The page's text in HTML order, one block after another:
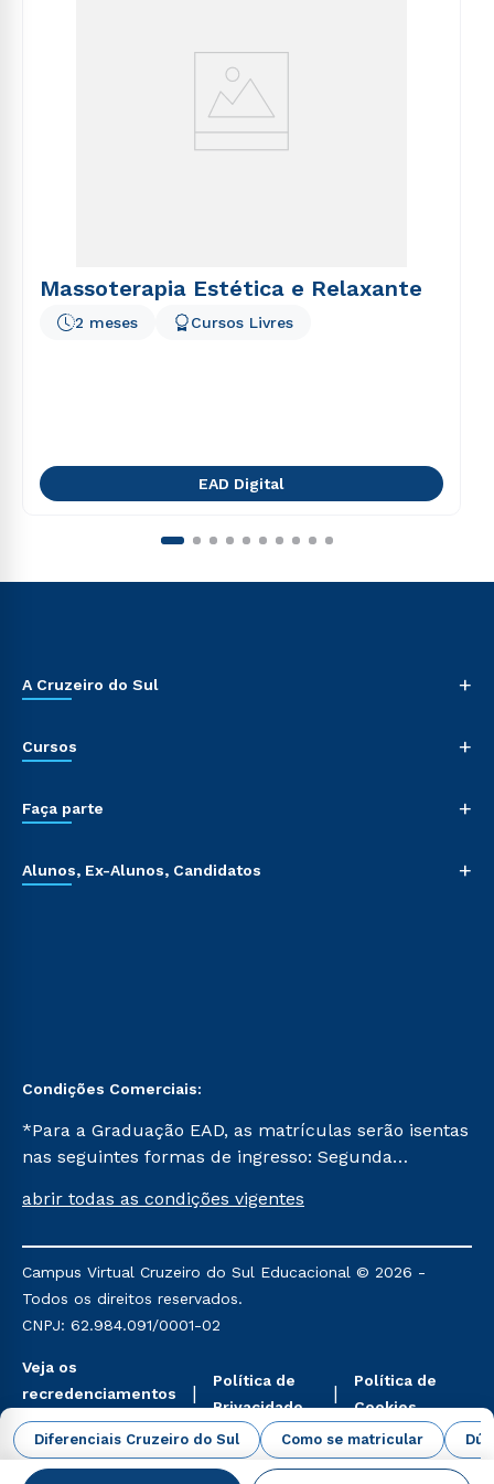
Diferenciais Cruzeiro do Sul Como se matricular
Massoterapia Estética e Relaxante
2 meses Cursos Livres
EAD Digital
A Cruzeiro do Sul +
Cursos +
Faça parte +
Alunos, Ex-Alunos, Candidatos +
Condições Comerciais:
*Para a Graduação EAD, as matrículas serão isentas
nas seguintes formas de ingresso: Segunda
Já para as demais, a taxa de matrícula será de R$
mencionadas são referentes aos cursos: Ensino
Religioso, Geografia para a Docência e Metodologia
do Ensino de História: Questões Atuais.
abrir todas as condições vigentes
Campus Virtual Cruzeiro do Sul Educacional © 2026 -
Todos os direitos reservados.
CNPJ: 62.984.091/0001-02
Veja os
recredenciamentos
aqui
Política de
Privacidade
Política de
Cookies